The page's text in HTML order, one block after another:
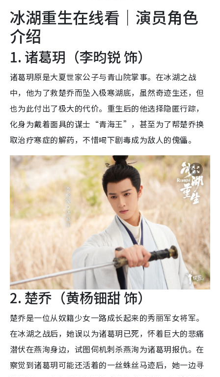
冰湖重生在线看｜演员角色
介绍
1. 诸葛玥（李昀锐 饰）
诸葛玥原是大夏世家公子与青山院掌事。在冰湖之战
中，他为了救楚乔而坠入极寒湖底，虽然奇迹生还，但
也为此付出了极大的代价。重生后的他选择隐匿行踪，
化身为戴着面具的谋士“青海王”，甚至为了帮楚乔换
取治疗寒症的解药，不惜喝下剧毒成为敌人的傀儡。
2. 楚乔（黄杨钿甜 饰）
楚乔是一位从奴籍少女一路成长起来的秀丽军女将军。
在冰湖之战后，她误以为诸葛玥已死，怀着巨大的悲痛
潜伏在燕洵身边，试图伺机刺杀燕洵为诸葛玥报仇。在
察觉到诸葛玥可能还活着的一丝蛛丝马迹后，她一边寻